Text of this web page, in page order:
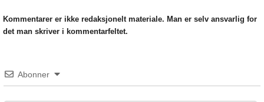
Kommentarer er ikke redaksjonelt materiale. Man er selv ansvarlig for
det man skriver i kommentarfeltet.
Abonner